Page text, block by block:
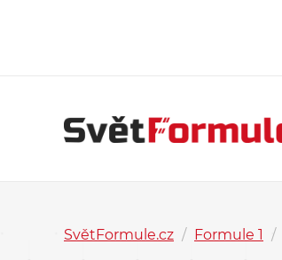
SvětFormule.cz / Formule 1 /